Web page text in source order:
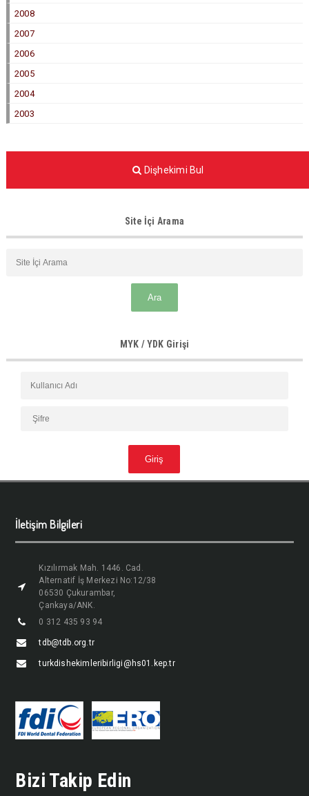
2008
2007
2006
2005
2004
2003
Dişhekimi Bul
Site İçi Arama
MYK / YDK Girişi
İletişim Bilgileri
Kızılırmak Mah. 1446. Cad.
Alternatif İş Merkezi No:12/38
06530 Çukurambar,
Çankaya/ANK.
0 312 435 93 94
tdb@tdb.org.tr
turkdishekimleribirligi@hs01.kep.tr
Bizi Takip Edin